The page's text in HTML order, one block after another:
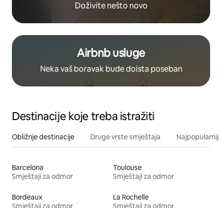
Doživite nešto novo
Airbnb usluge
Neka vaš boravak bude doista poseban
Destinacije koje treba istražiti
Obližnje destinacije Druge vrste smještaja
Barcelona
Smještaji za odmor
Toulouse
Smještaji za odmor
Bordeaux
Smještaji za odmor
La Rochelle
Smještaji za odmor